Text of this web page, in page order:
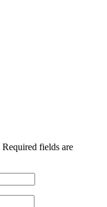
Required fields are